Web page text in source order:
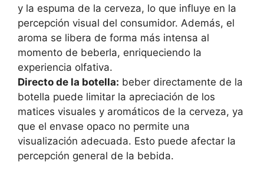
y la espuma de la cerveza, lo que influye en la
percepción visual del consumidor. Además, el
aroma se libera de forma más intensa al
momento de beberla, enriqueciendo la
experiencia olfativa.
Directo de la botella: beber directamente de la
botella puede limitar la apreciación de los
matices visuales y aromáticos de la cerveza, ya
que el envase opaco no permite una
visualización adecuada. Esto puede afectar la
percepción general de la bebida.